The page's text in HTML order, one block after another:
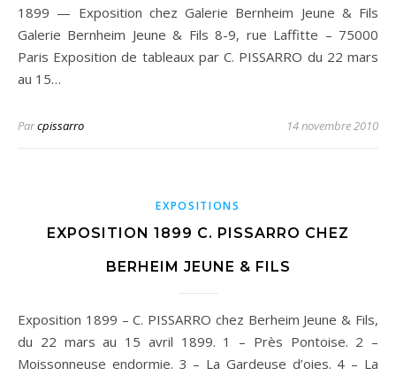
1899 — Exposition chez Galerie Bernheim Jeune & Fils
Galerie Bernheim Jeune & Fils 8-9, rue Laffitte – 75000
Paris Exposition de tableaux par C. PISSARRO du 22 mars
au 15…
Parcpissarro 14 novembre 2010
EXPOSITIONS
EXPOSITION 1899 C. PISSARRO CHEZ
BERHEIM JEUNE & FILS
Exposition 1899 – C. PISSARRO chez Berheim Jeune & Fils,
du 22 mars au 15 avril 1899. 1 – Près Pontoise. 2 –
Moissonneuse endormie. 3 – La Gardeuse d’oies. 4 – La